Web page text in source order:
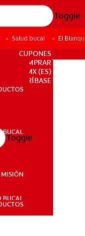
Toggle
PRODUCTOS
SALUD BUCAL
CUPONES
COMPRAR
MX (ES)
SUSCRÍBASE
BUCAL
MISIÓN
BUCAL
Toggle
Salud bucal El
Sola